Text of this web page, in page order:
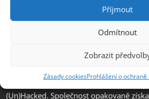
Příjmout
Odmítnout
Zobrazit
Zásady cookiesProhlášení o
distributorem s přidanou hodnotou
IT bezpečnosti, ochrany dat a business
České republice, na Slovensku a v
historií na trhu. Vedle prodeje produktů
svým zákazníkům špičkové služby
ZEBRA SYSTEMS je distributorem značek
(Un)Hacked. Společnost opakovaně